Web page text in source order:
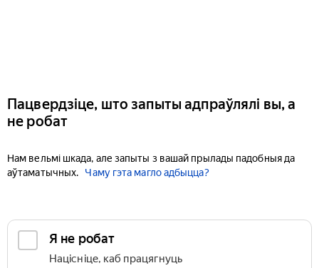
Пацвердзіце, што запыты адпраўлялі вы, а
не робат
Нам вельмі шкада, але запыты з вашай прылады падобныя да
аўтаматычных.
Чаму гэта магло адбыцца?
Я не робат
Націсніце, каб працягнуць